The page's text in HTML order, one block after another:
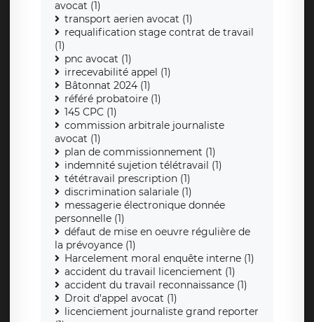
avocat (1)
transport aerien avocat (1)
requalification stage contrat de travail
(1)
pnc avocat (1)
irrecevabilité appel (1)
Bâtonnat 2024 (1)
référé probatoire (1)
145 CPC (1)
commission arbitrale journaliste
avocat (1)
plan de commissionnement (1)
indemnité sujetion télétravail (1)
tététravail prescription (1)
discrimination salariale (1)
messagerie électronique donnée
personnelle (1)
défaut de mise en oeuvre régulière de
la prévoyance (1)
Harcelement moral enquête interne (1)
accident du travail licenciement (1)
accident du travail reconnaissance (1)
Droit d'appel avocat (1)
licenciement journaliste grand reporter